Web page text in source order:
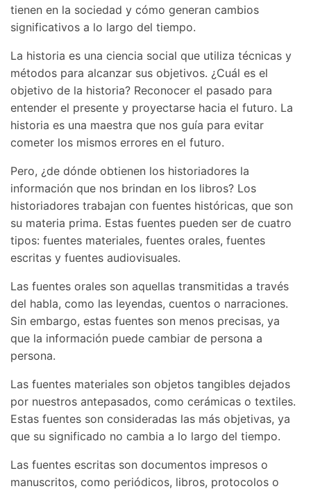
tienen en la sociedad y cómo generan cambios
significativos a lo largo del tiempo.
La historia es una ciencia social que utiliza técnicas y
métodos para alcanzar sus objetivos. ¿Cuál es el
objetivo de la historia? Reconocer el pasado para
entender el presente y proyectarse hacia el futuro. La
historia es una maestra que nos guía para evitar
cometer los mismos errores en el futuro.
Pero, ¿de dónde obtienen los historiadores la
información que nos brindan en los libros? Los
historiadores trabajan con fuentes históricas, que son
su materia prima. Estas fuentes pueden ser de cuatro
tipos: fuentes materiales, fuentes orales, fuentes
escritas y fuentes audiovisuales.
Las fuentes orales son aquellas transmitidas a través
del habla, como las leyendas, cuentos o narraciones.
Sin embargo, estas fuentes son menos precisas, ya
que la información puede cambiar de persona a
persona.
Las fuentes materiales son objetos tangibles dejados
por nuestros antepasados, como cerámicas o textiles.
Estas fuentes son consideradas las más objetivas, ya
que su significado no cambia a lo largo del tiempo.
Las fuentes escritas son documentos impresos o
manuscritos, como periódicos, libros, protocolos o